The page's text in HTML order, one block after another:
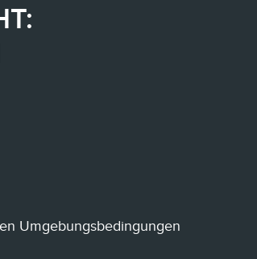
Umgebungsbedingungen